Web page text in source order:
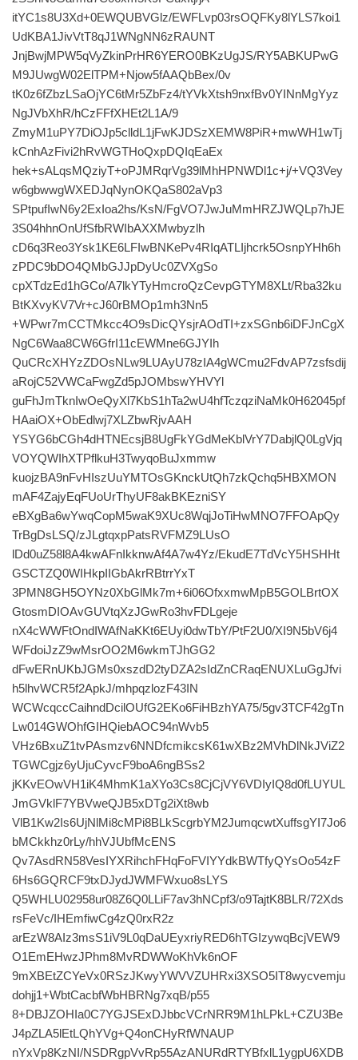
itYC1s8U3Xd+0EWQUBVGlz/EWFLvp03rsOQFKy8lYLS7koi1
UdKBA1JivVtT8qJ1WNgNN6zRAUNT
JnjBwjMPW5qVyZkinPrHR6YERO0BKzUgJS/RY5ABKUPwG
M9JUwgW02ElTPM+Njow5fAAQbBex/0v
tK0z6fZbzLSaOjYC6tMr5ZbFz4/tYVkXtsh9nxfBv0YINnMgYyz
NgJVbXhR/hCzFFfXHEt2L1A/9
ZmyM1uPY7DiOJp5clldL1jFwKJDSzXEMW8PiR+mwWH1wTj
kCnhAzFivi2hRvWGTHoQxpDQIqEaEx
hek+sALqsMQziyT+oPJMRqrVg39lMhHPNWDl1c+j/+VQ3Vey
w6gbwwgWXEDJqNynOKQaS802aVp3
SPtpufIwN6y2ExIoa2hs/KsN/FgVO7JwJuMmHRZJWQLp7hJE
3S04hhnOnUfSfbRWIbAXXMwbyzlh
cD6q3Reo3Ysk1KE6LFIwBNKePv4RIqATLIjhcrk5OsnpYHh6h
zPDC9bDO4QMbGJJpDyUc0ZVXgSo
cpXTdzEd1hGCo/A7lkYTyHmcroQzCevpGTYM8XLt/Rba32ku
BtKXvyKV7Vr+cJ60rBMOp1mh3Nn5
+WPwr7mCCTMkcc4O9sDicQYsjrAOdTI+zxSGnb6iDFJnCgX
NgC6Waa8CW6GfrI11cEWMne6GJYIh
QuCRcXHYzZDOsNLw9LUAyU78zIA4gWCmu2FdvAP7zsfsdij
aRojC52VWCaFwgZd5pJOMbswYHVYl
guFhJmTknIwOeQyXl7KbS1hTa2wU4hfTczqziNaMk0H62045pf
HAaiOX+ObEdlwj7XLZbwRjvAAH
YSYG6bCGh4dHTNEcsjB8UgFkYGdMeKblVrY7DabjlQ0LgVjq
VOYQWIhXTPflkuH3TwyqoBuJxmmw
kuojzBA9nFvHIszUuYMTOsGKnckUtQh7zkQchq5HBXMON
mAF4ZajyEqFUoUrThyUF8akBKEzniSY
eBXgBa6wYwqCopM5waK9XUc8WqjJoTiHwMNO7FFOApQy
TrBgDsLSQ/zJLgtqxpPatsRVFMZ9LUsO
lDd0uZ58l8A4kwAFnIkknwAf4A7w4Yz/EkudE7TdVcY5HSHHt
GSCTZQ0WIHkpIIGbAkrRBtrrYxT
3PMN8GH5OYNz0XbGlMk7m+6i06OfxxmwMpB5GOLBrtOX
GtosmDIOAvGUVtqXzJGwRo3hvFDLgeje
nX4cWWFtOndIWAfNaKKt6EUyi0dwTbY/PtF2U0/XI9N5bV6j4
WFdoiJzZ9wMsrOO2M6wkmTJhGG2
dFwERnUKbJGMs0xszdD2tyDZA2sIdZnCRaqENUXLuGgJfvi
h5lhvWCR5f2ApkJ/mhpqzlozF43IN
WCWcqccCaihndDcilOUfG2EKo6FiHBzhYA75/5gv3TCF42gTn
Lw014GWOhfGIHQiebAOC94nWvb5
VHz6BxuZ1tvPAsmzv6NNDfcmikcsK61wXBz2MVhDlNkJViZ2
TGWCgjz6yUjuCyvcF9boA6ngBSs2
jKKvEOwVH1iK4MhmK1aXYo3Cs8CjCjVY6VDIyIQ8d0fLUYUL
JmGVklF7YBVweQJB5xDTg2iXt8wb
VlB1Kw2Is6UjNlMi8cMPi8BLkScgrbYM2JumqcwtXuffsgYI7Jo6
bMCkkhz0rLy/hhVJUbfMcENS
Qv7AsdRN58VesIYXRihchFHqFoFVIYYdkBWTfyQYsOo54zF
6Hs6GQRCF9txDJydJWMFWxuo8sLYS
Q5WHLU02958ur08Z6Q0LLiF7av3hNCpf3/o9TajtK8BLR/72Xds
rsFeVc/IHEmfiwCg4zQ0rxR2z
arEzW8AIz3msS1iV9L0qDaUEyxriyRED6hTGIzywqBcjVEW9
O1EmEHwzJPhm8MvRDWWoKhVk6nOF
9mXBEtZCYeVx0RSzJKwyYWVVZUHRxi3XSO5IT8wycvemju
dohjj1+WbtCacbfWbHBRNg7xqB/p55
8+DBJZOHIa0C7YGJSExDJbbcVCrNRR9M1hLPkL+CZU3Be
J4pZLA5lEtLQhYVg+Q4onCHyRfWNAUP
nYxVp8KzNI/NSDRgpVvRp55AzANURdRTYBfxlL1ygpU6XDB